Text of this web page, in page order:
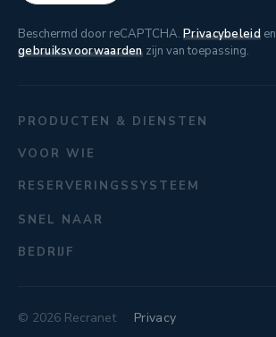
Beschermd door reCAPTCHA. Privacybeleiden
gebruiksvoorwaardenzijn van toepassing.
PRODUCTEN & DIENSTEN
VOOR WIE
RESERVERINGSSYSTEEM
SNEL NAAR
BEDRIJF
© 2026 Recranet Privacy